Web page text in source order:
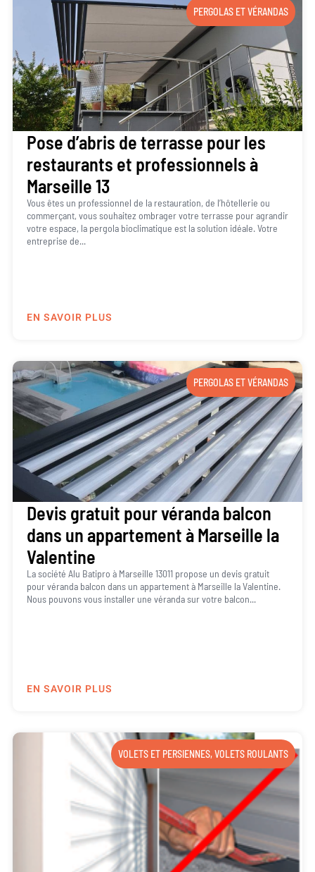
PERGOLAS ET VÉRANDAS
Pose d’abris de terrasse pour les
restaurants et professionnels à
Marseille 13
Vous êtes un professionnel de la restauration, de l’hôtellerie ou
commerçant, vous souhaitez ombrager votre terrasse pour agrandir
votre espace, la pergola bioclimatique est la solution idéale. Votre
entreprise de...
EN SAVOIR PLUS
PERGOLAS ET VÉRANDAS
Devis gratuit pour véranda balcon
dans un appartement à Marseille la
Valentine
La société Alu Batipro à Marseille 13011 propose un devis gratuit
pour véranda balcon dans un appartement à Marseille la Valentine.
Nous pouvons vous installer une véranda sur votre balcon...
EN SAVOIR PLUS
VOLETS ET PERSIENNES,VOLETS ROULANTS